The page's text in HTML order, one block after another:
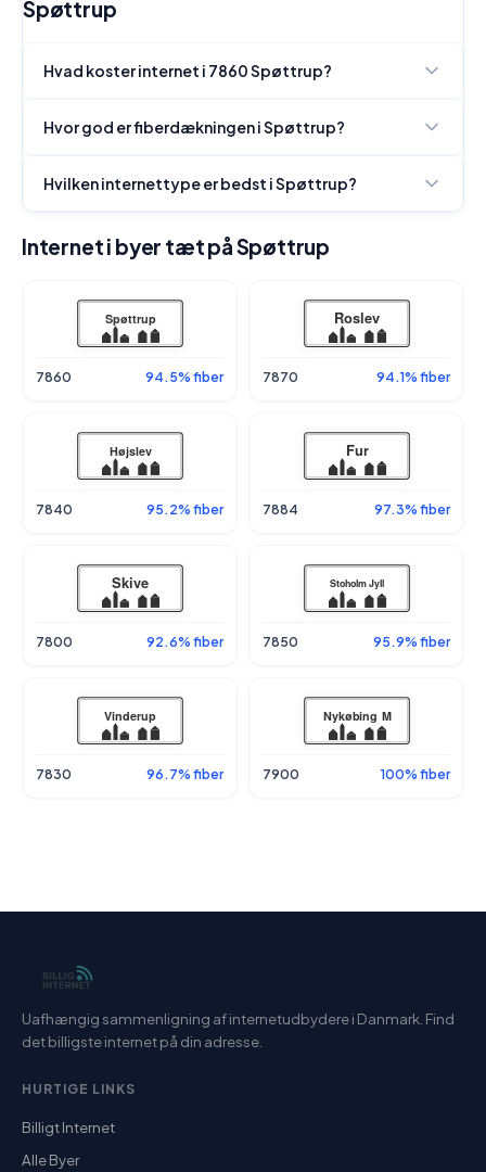
Spøttrup
Hvad koster internet i 7860 Spøttrup?
Hvor god er fiberdækningen i Spøttrup?
Hvilken internettype er bedst i Spøttrup?
Internet i byer tæt på Spøttrup
7860 94.5% fiber 7870 94.1% fiber
7840 95.2% fiber 7884 97.3% fiber
7800 92.6% fiber 7850 95.9% fiber
7830 96.7% fiber 7900 100% fiber
Uafhængig sammenligning af internetudbydere i Danmark. Find
det billigste internet på din adresse.
HURTIGE LINKS
Billigt Internet
Alle Byer